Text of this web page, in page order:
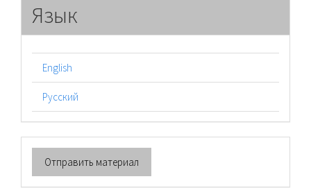
Язык
English
Русский
Отправить
материал
Отправить материал